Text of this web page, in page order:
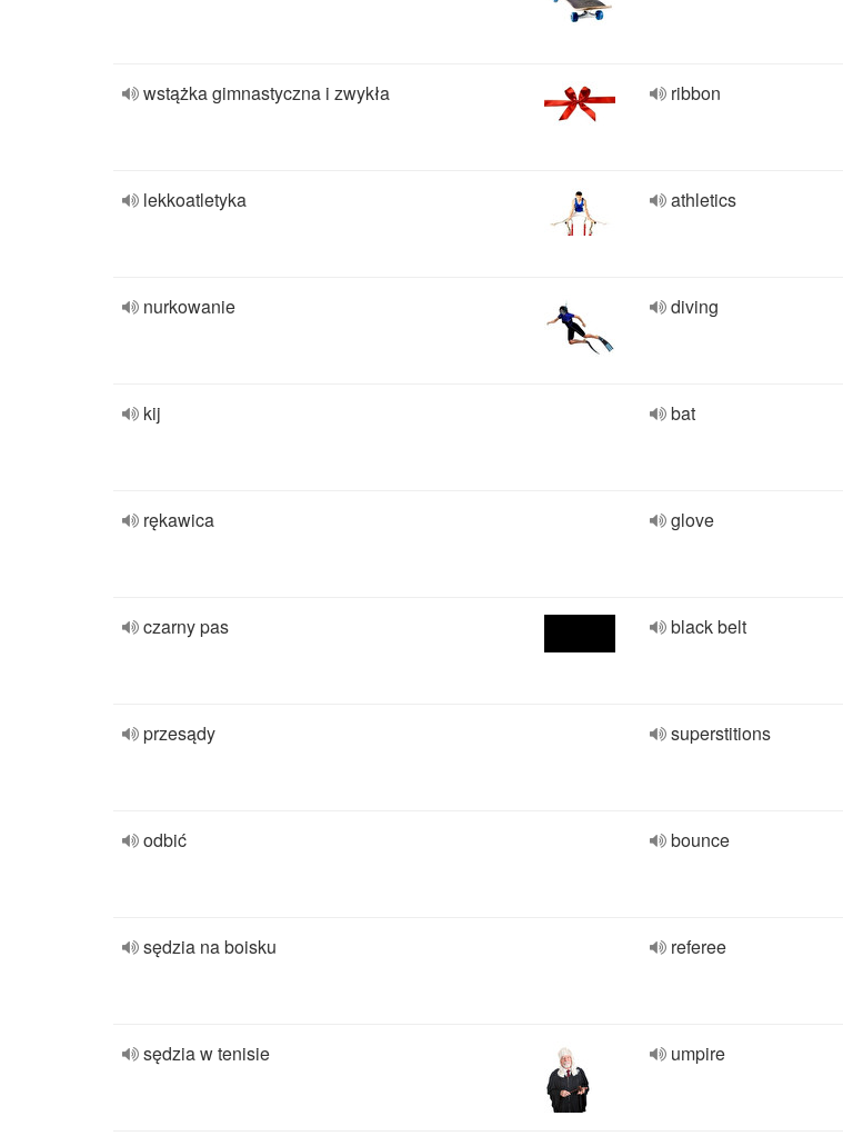
wstążka gimnastyczna i zwykła ribbon
lekkoatletyka athletics
nurkowanie diving
kij bat
rękawica glove
czarny pas black belt
przesądy superstitions
odbić bounce
sędzia na boisku referee
sędzia w tenisie umpire